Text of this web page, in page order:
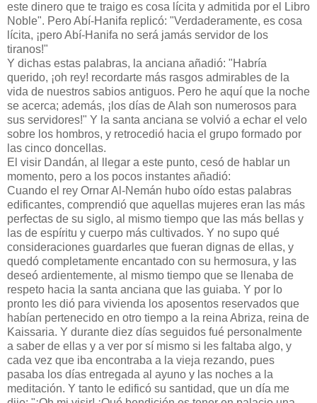
este dinero que te traigo es cosa lícita y admitida por el Libro
Noble". Pero Abí-Hanifa replicó: "Verdaderamente, es cosa
lícita, ¡pero Abí-Hanifa no será jamás servidor de los
tiranos!"
Y dichas estas palabras, la anciana añadió: "Habría
querido, ¡oh rey! recordarte más rasgos admirables de la
vida de nuestros sabios antiguos. Pero he aquí que la noche
se acerca; además, ¡los días de Alah son numerosos para
sus servidores!" Y la santa anciana se volvió a echar el velo
sobre los hombros, y retrocedió hacia el grupo formado por
las cinco doncellas.
El visir Dandán, al llegar a este punto, cesó de hablar un
momento, pero a los pocos instantes añadió:
Cuando el rey Ornar Al-Nemán hubo oído estas palabras
edificantes, comprendió que aquellas mujeres eran las más
perfectas de su siglo, al mismo tiempo que las más bellas y
las de espíritu y cuerpo más cultivados. Y no supo qué
consideraciones guardarles que fueran dignas de ellas, y
quedó completamente encantado con su hermosura, y las
deseó ardientemente, al mismo tiempo que se llenaba de
respeto hacia la santa anciana que las guiaba. Y por lo
pronto les dió para vivienda los aposentos reservados que
habían pertenecido en otro tiempo a la reina Abriza, reina de
Kaissaria. Y durante diez días seguidos fué personalmente
a saber de ellas y a ver por sí mismo si les faltaba algo, y
cada vez que iba encontraba a la vieja rezando, pues
pasaba los días entregada al ayuno y las noches a la
meditación. Y tanto le edificó su santidad, que un día me